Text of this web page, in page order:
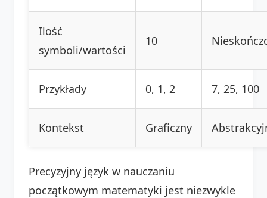
Ilość
symboli/wartości
10
Przykłady 0, 1, 2 7, 25, 100
Kontekst Graficzny
Precyzyjny język w nauczaniu
początkowym matematyki jest niezwykle